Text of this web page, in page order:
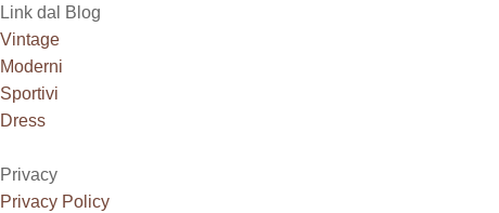
Link dal Blog
Vintage
Moderni
Sportivi
Dress
Privacy
Privacy Policy